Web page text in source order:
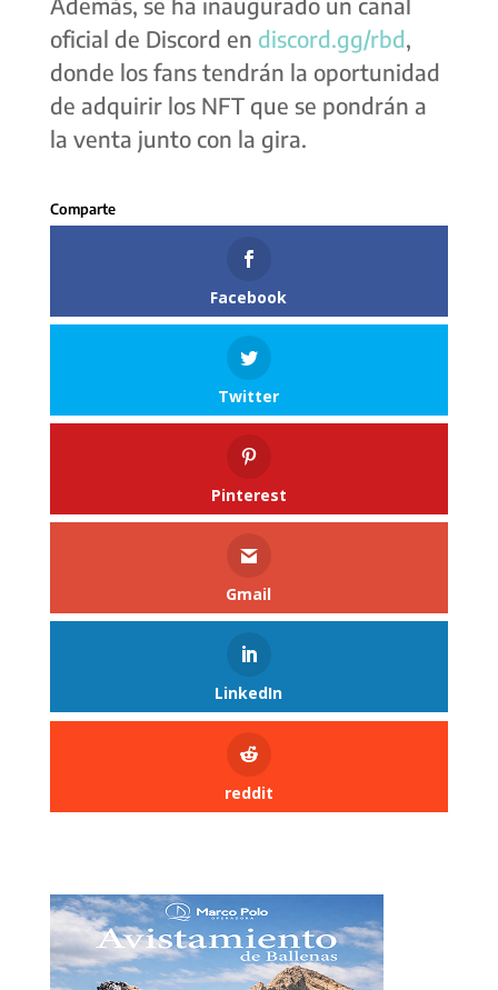
oficial de Discord en discord.gg/rbd,
donde los fans tendrán la oportunidad
de adquirir los NFT que se pondrán a
la venta junto con la gira.
Facebook
Twitter
Pinterest
Gmail
LinkedIn
reddit